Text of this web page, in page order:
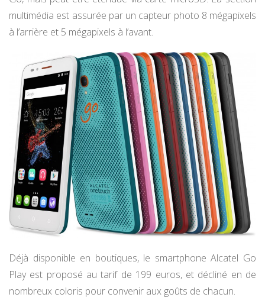
multimédia est assurée par un capteur photo 8 mégapixels
à l’arrière et 5 mégapixels à l’avant.
Déjà disponible en boutiques, le smartphone Alcatel Go
Play est proposé au tarif de 199 euros, et décliné en de
nombreux coloris pour convenir aux goûts de chacun.